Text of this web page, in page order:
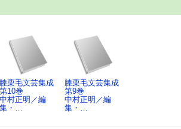
膝栗毛文芸集成
第10巻
中村正明／編
集・…
膝栗毛文芸集成
第9巻
中村正明／編
集・…